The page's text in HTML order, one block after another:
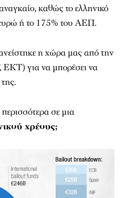
καθώς το ελληνικό
ή το 175% του ΑΕΠ.
η χώρα μας από την
για να μπορέσει να
σε μια
χρέους;